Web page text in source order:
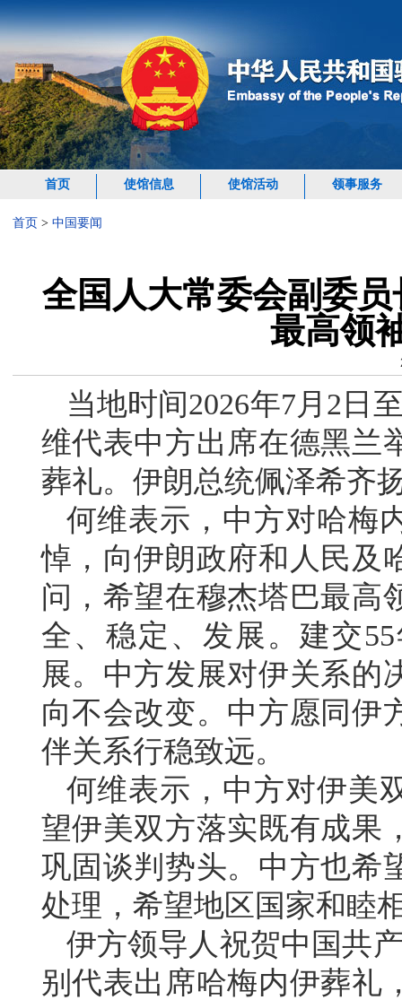
首页 使馆信息 使馆活动 领事服务
首页 > 中国要闻
全国人大常委会副委
最高领
当地时间2026年7月2日
维代表中方出席在德黑兰
葬礼。伊朗总统佩泽希齐
何维表示，中方对哈梅
悼，向伊朗政府和人民及
问，希望在穆杰塔巴最高
全、稳定、发展。建交
展。中方发展对伊关系的
向不会改变。中方愿同伊
伴关系行稳致远。
何维表示，中方对伊美
望伊美双方落实既有成果
巩固谈判势头。中方也希
处理，希望地区国家和睦
伊方领导人祝贺中国共
别代表出席哈梅内伊葬礼